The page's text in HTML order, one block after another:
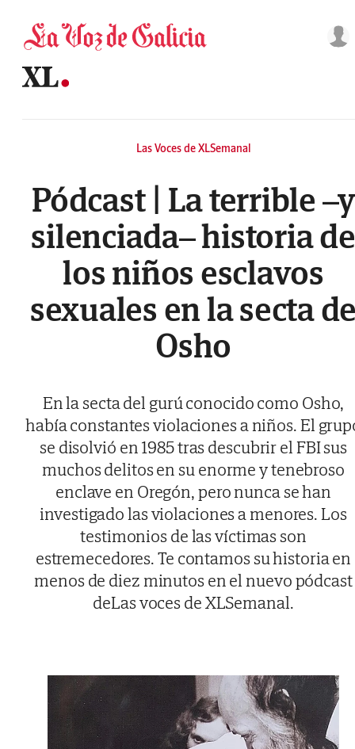
Las Voces de XLSemanal
Pódcast | La terrible –y
silenciada– historia de
los niños esclavos
sexuales en la secta
Osho
En la secta del gurú conocido como Osho,
había constantes violaciones a niños. El
se disolvió en 1985 tras descubrir el FBI sus
muchos delitos en su enorme y tenebroso
enclave en Oregón, pero nunca se han
investigado las violaciones a menores. Los
testimonios de las víctimas son
estremecedores. Te contamos su historia en
menos de diez minutos en el nuevo pódcast
deLas voces de XLSemanal.